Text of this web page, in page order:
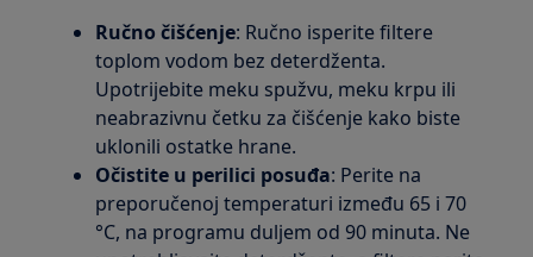
Ručno čišćenje: Ručno isperite filtere
toplom vodom bez deterdženta.
Upotrijebite meku spužvu, meku krpu ili
neabrazivnu četku za čišćenje kako biste
uklonili ostatke hrane.
Očistite u perilici posuđa: Perite na
preporučenoj temperaturi između 65 i 70
°C, na programu duljem od 90 minuta. Ne